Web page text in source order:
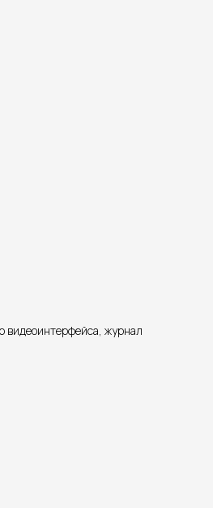
видеоинтерфейса, журнал